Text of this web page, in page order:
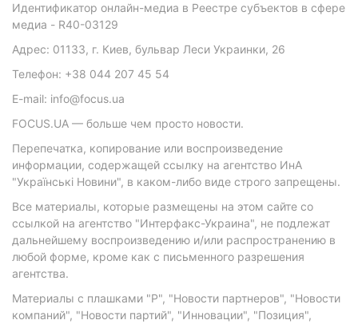
Идентификатор онлайн-медиа в Реестре субъектов в сфере
медиа - R40-03129
Адрес: 01133, г. Киев, бульвар Леси Украинки, 26
Телефон: +38 044 207 45 54
E-mail: info@focus.ua
FOCUS.UA — больше чем просто новости.
Перепечатка, копирование или воспроизведение
информации, содержащей ссылку на агентство ИнА
"Українські Новини", в каком-либо виде строго запрещены.
Все материалы, которые размещены на этом сайте со
ссылкой на агентство "Интерфакс-Украина", не подлежат
дальнейшему воспроизведению и/или распространению в
любой форме, кроме как с письменного разрешения
агентства.
Материалы с плашками "Р", "Новости партнеров", "Новости
компаний", "Новости партий", "Инновации", "Позиция",